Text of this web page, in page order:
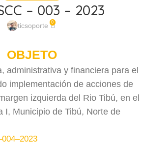
– 003 – 2023
ticsoporte 0
OBJETO
administrativa y financiera para el
implementación de acciones de
izquierda del Rio Tibú, en el
I, Municipio de Tibú, Norte de